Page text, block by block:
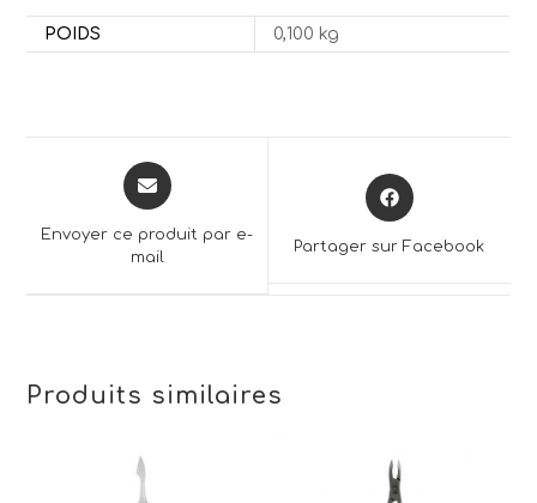
POIDS 0,100 kg
Opens
in
new
Envoyer ce produit par e-
mail
Opens
in
Partager sur Facebook
Produits similaires